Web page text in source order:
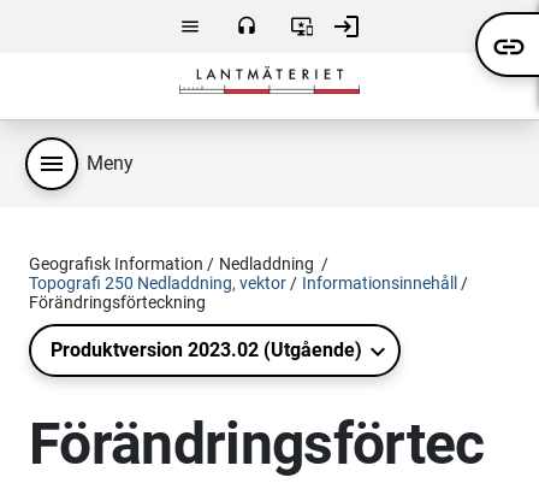
Hoppa till huvudsakligt innehåll
menu headset
oss
important_devices login
in
menu Meny
Geografisk Information
Nedladdning
Topografi 250 Nedladdning, vektor
Informationsinnehåll
Förändringsförteckning
Produktversion 2023.02 (Utgående)
Förändringsförtec
link